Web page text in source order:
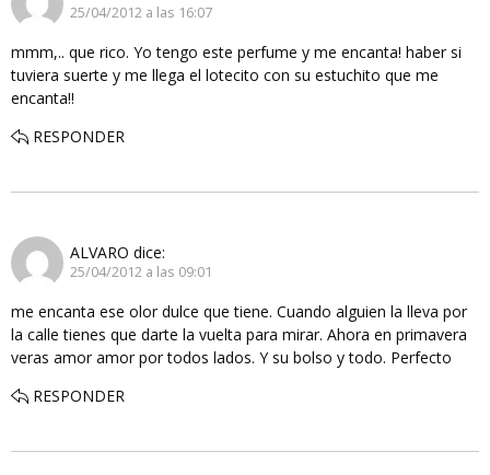
25/04/2012 a las 16:07
mmm,.. que rico. Yo tengo este perfume y me encanta! haber si
tuviera suerte y me llega el lotecito con su estuchito que me
encanta!!
RESPONDER
ALVARO dice:
25/04/2012 a las 09:01
me encanta ese olor dulce que tiene. Cuando alguien la lleva por
la calle tienes que darte la vuelta para mirar. Ahora en primavera
veras amor amor por todos lados. Y su bolso y todo. Perfecto
RESPONDER